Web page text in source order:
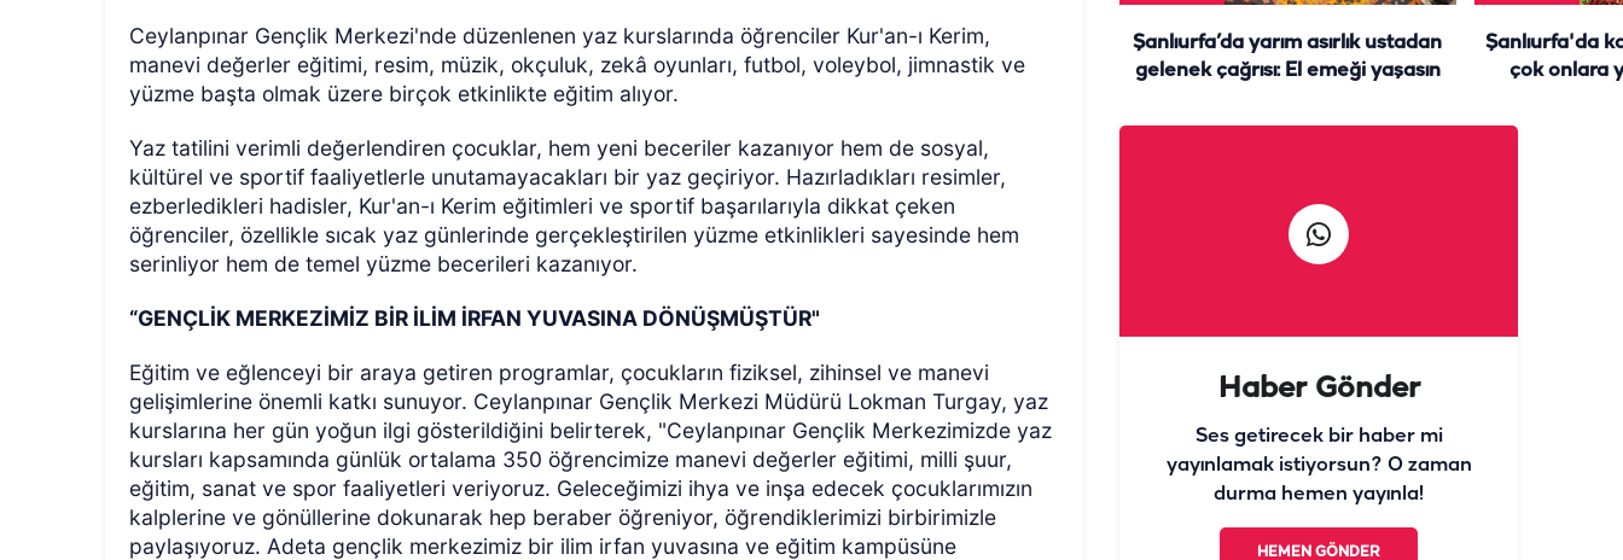
Ceylanpınar Gençlik Merkezi'nde düzenlenen yaz kurslarında öğrenciler Kur'an-ı Kerim,
manevi değerler eğitimi, resim, müzik, okçuluk, zekâ oyunları, futbol, voleybol, jimnastik ve
yüzme başta olmak üzere birçok etkinlikte eğitim alıyor.
Yaz tatilini verimli değerlendiren çocuklar, hem yeni beceriler kazanıyor hem de sosyal,
kültürel ve sportif faaliyetlerle unutamayacakları bir yaz geçiriyor. Hazırladıkları resimler,
ezberledikleri hadisler, Kur'an-ı Kerim eğitimleri ve sportif başarılarıyla dikkat çeken
öğrenciler, özellikle sıcak yaz günlerinde gerçekleştirilen yüzme etkinlikleri sayesinde hem
serinliyor hem de temel yüzme becerileri kazanıyor.
“GENÇLİK MERKEZİMİZ BİR İLİM İRFAN YUVASINA DÖNÜŞMÜŞTÜR"
Eğitim ve eğlenceyi bir araya getiren programlar, çocukların fiziksel, zihinsel ve manevi
gelişimlerine önemli katkı sunuyor. Ceylanpınar Gençlik Merkezi Müdürü Lokman Turgay, yaz
kurslarına her gün yoğun ilgi gösterildiğini belirterek, "Ceylanpınar Gençlik Merkezimizde yaz
kursları kapsamında günlük ortalama 350 öğrencimize manevi değerler eğitimi, milli şuur,
eğitim, sanat ve spor faaliyetleri veriyoruz. Geleceğimizi ihya ve inşa edecek çocuklarımızın
kalplerine ve gönüllerine dokunarak hep beraber öğreniyor, öğrendiklerimizi birbirimizle
paylaşıyoruz. Adeta gençlik merkezimiz bir ilim irfan yuvasına ve eğitim kampüsüne
Şanlıurfa’da yarım asırlık ustadan
gelenek çağrısı: El emeği yaşasın
Şanlıurfa'da
çok onlara
Haber Gönder
Ses getirecek bir haber mi
yayınlamak istiyorsun? O zaman
durma hemen yayınla!
HEMEN GÖNDER